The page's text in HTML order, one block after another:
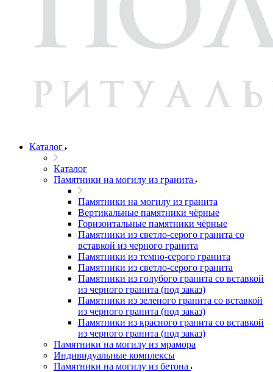
Каталог
Каталог
Памятники на могилу из гранита
Памятники на могилу из гранита
Вертикальные памятники чёрные
Горизонтальные памятники чёрные
Памятники из светло-серого гранита со
вставкой из черного гранита
Памятники из темно-серого гранита
Памятники из светло-серого гранита
Памятники из голубого гранита со вставкой
из черного гранита (под заказ)
Памятники из зеленого гранита со вставкой
из черного гранита (под заказ)
Памятники из красного гранита со вставкой
из черного гранита (под заказ)
Памятники на могилу из мрамора
Индивидуальные комплексы
Памятники на могилу из бетона